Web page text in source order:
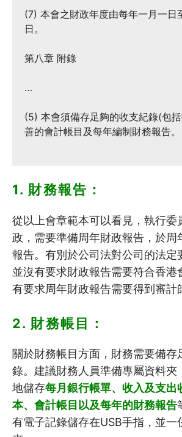
(7) 本會之財政年度由每年一月一日
日。
第八章 附錄
…
(5) 本會須備存足夠的收支紀錄(包
善的會計帳目及每年編制財務報告。
1. 財務報告：
從以上會章範本可以看見，執行委
政，需要準備周年財政報告，於周
報告。有別於公司法對公司的法定
並沒有要求財政報告需要符合香港
有要求周年財政報告需要得到審計
2. 財務帳目：
關於財務帳目方面，財務需要備存
錄。建議財務人員準備專屬資料夾
地儲存每月銀行帳單、收入及支出
本、會計帳目以及每年的財務報告
有電子記錄儲存在USB手指，並一